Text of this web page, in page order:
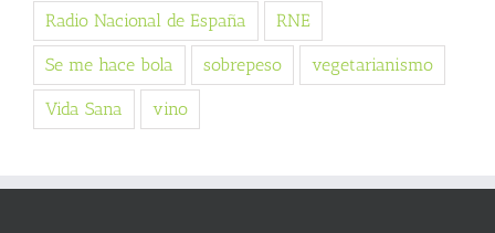
Radio Nacional de España RNE
Se me hace bola sobrepeso vegetarianismo
Vida Sana vino